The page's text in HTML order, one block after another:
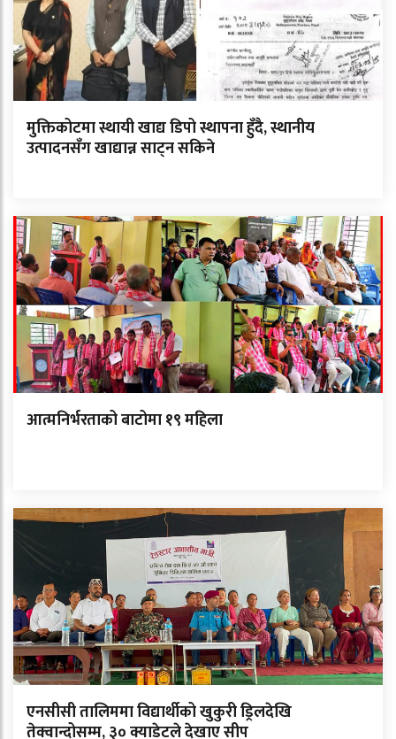
मुक्तिकोटमा स्थायी खाद्य डिपो स्थापना हुँदै, स्थानीय
उत्पादनसँग खाद्यान्न साट्न सकिने
आत्मनिर्भरताको बाटोमा १९ महिला
एनसीसी तालिममा विद्यार्थीको खुकुरी ड्रिलदेखि
तेक्वान्दोसम्म, ३० क्याडेटले देखाए सीप